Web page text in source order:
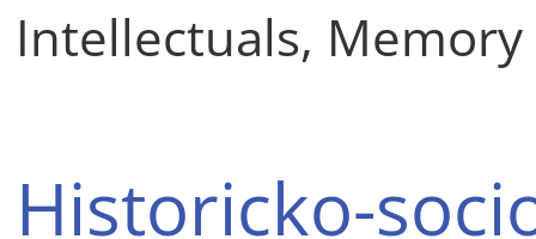
Intellectuals,
Historicko-